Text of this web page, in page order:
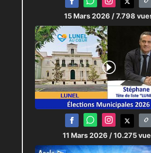
15 Mars 2026 / 7.798
11 Mars 2026 / 10.275